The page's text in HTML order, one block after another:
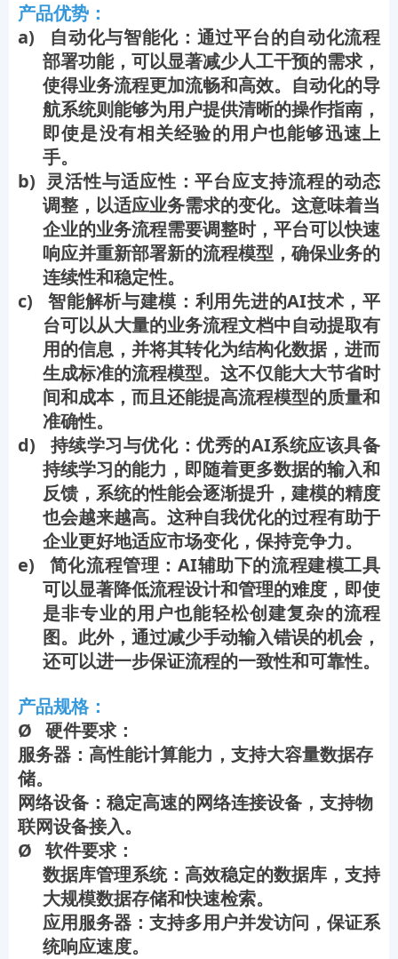
产品优势：
a) 自动化与智能化：通过平台的自动化流程
部署功能，可以显著减少人工干预的需求，
使得业务流程更加流畅和高效。自动化的导
航系统则能够为用户提供清晰的操作指南，
即使是没有相关经验的用户也能够迅速上
手。
b) 灵活性与适应性：平台应支持流程的动态
调整，以适应业务需求的变化。这意味着当
企业的业务流程需要调整时，平台可以快速
响应并重新部署新的流程模型，确保业务的
连续性和稳定性。
c) 智能解析与建模：利用先进的AI技术，平
台可以从大量的业务流程文档中自动提取有
用的信息，并将其转化为结构化数据，进而
生成标准的流程模型。这不仅能大大节省时
间和成本，而且还能提高流程模型的质量和
准确性。
d) 持续学习与优化：优秀的AI系统应该具备
持续学习的能力，即随着更多数据的输入和
反馈，系统的性能会逐渐提升，建模的精度
也会越来越高。这种自我优化的过程有助于
企业更好地适应市场变化，保持竞争力。
e) 简化流程管理：AI辅助下的流程建模工具
可以显著降低流程设计和管理的难度，即使
是非专业的用户也能轻松创建复杂的流程
图。此外，通过减少手动输入错误的机会，
还可以进一步保证流程的一致性和可靠性。
产品规格：
Ø 硬件要求：
服务器：高性能计算能力，支持大容量数据存
储。
网络设备：稳定高速的网络连接设备，支持物
联网设备接入。
Ø 软件要求：
数据库管理系统：高效稳定的数据库，支持
大规模数据存储和快速检索。
应用服务器：支持多用户并发访问，保证系
统响应速度。